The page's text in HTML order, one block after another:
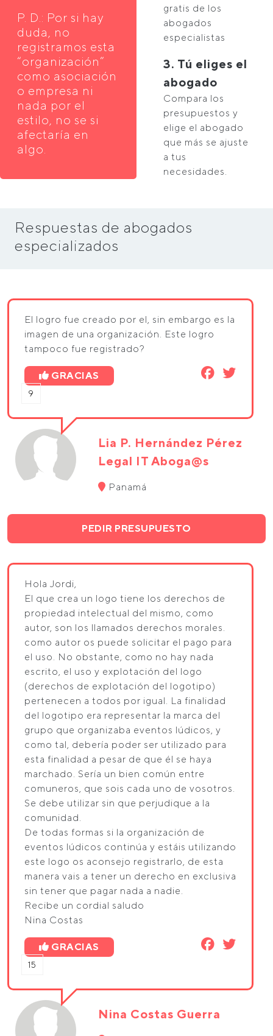
P. D.: Por si hay
duda, no
registramos esta
“organización”
como asociación
o empresa ni
nada por el
estilo, no se si
afectaría en
algo.
gratis de los
abogados
especialistas
3. Tú eliges el
abogado
Compara los
presupuestos y
elige el abogado
que más se ajuste
a tus
necesidades.
Respuestas de abogados
especializados
El logro fue creado por el, sin embargo es la
imagen de una organización. Este logro
tampoco fue registrado?
GRACIAS
9
Lia P. Hernández Pérez
Legal IT Aboga@s
Panamá
PEDIR PRESUPUESTO
Hola Jordi,
El que crea un logo tiene los derechos de
propiedad intelectual del mismo, como
autor, son los llamados derechos morales.
como autor os puede solicitar el pago para
el uso. No obstante, como no hay nada
escrito, el uso y explotación del logo
(derechos de explotación del logotipo)
pertenecen a todos por igual. La finalidad
del logotipo era representar la marca del
grupo que organizaba eventos lúdicos, y
como tal, debería poder ser utilizado para
esta finalidad a pesar de que él se haya
marchado. Sería un bien común entre
comuneros, que sois cada uno de vosotros.
Se debe utilizar sin que perjudique a la
comunidad.
De todas formas si la organización de
eventos lúdicos continúa y estáis utilizando
este logo os aconsejo registrarlo, de esta
manera vais a tener un derecho en exclusiva
sin tener que pagar nada a nadie.
Recibe un cordial saludo
Nina Costas
GRACIAS
15
Nina Costas Guerra